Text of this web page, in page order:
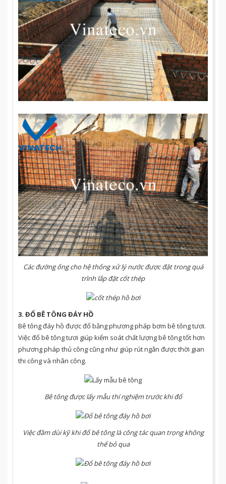
Các đường ống cho hệ thống xử lý nước được đặt trong quá
trình lắp đặt cốt thép
3. ĐỔ BÊ TÔNG ĐÁY HỒ
Bê tông đáy hồ được đổ bằng phương pháp bơm bê tông tươi.
Việc đổ bê tông tươi giúp kiểm soát chất lượng bê tông tốt hơn
phương pháp thủ công cũng như giúp rút ngắn được thời gian
thi công và nhân công.
Bê tông được lấy mẫu thí nghiệm trước khi đổ
Việc đầm dùi kỹ khi đổ bê tông là công tác quan trọng không
thể bỏ qua